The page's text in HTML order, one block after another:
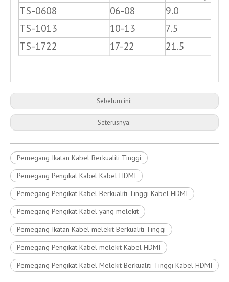
TS-0608
06-08 9.0
TS-1013
10-13 7.5
TS-1722
17-22 21.5
Sebelum ini:
Seterusnya:
Pemegang Ikatan Kabel Berkualiti Tinggi
Pemegang Pengikat Kabel Kabel HDMI
Pemegang Pengikat Kabel Berkualiti Tinggi Kabel HDMI
Pemegang Pengikat Kabel yang melekit
Pemegang Ikatan Kabel melekit Berkualiti Tinggi
Pemegang Pengikat Kabel melekit Kabel HDMI
Pemegang Pengikat Kabel Melekit Berkualiti Tinggi Kabel HDMI